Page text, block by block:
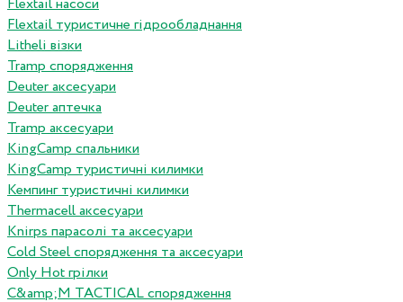
Flextail насоси
Flextail туристичне гідрообладнання
Litheli візки
Tramp спорядження
Deuter аксесуари
Deuter аптечка
Tramp аксесуари
KingCamp спальники
KingCamp туристичні килимки
Кемпинг туристичні килимки
Thermacell аксесуари
Knirps парасолі та аксесуари
Cold Steel спорядження та аксесуари
Only Hot грілки
C&amp;M TACTICAL спорядження